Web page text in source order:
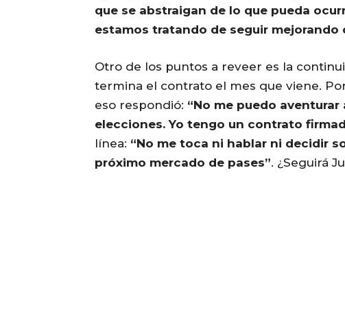
que se abstraigan de lo que pueda
estamos tratando de seguir mejorando
Otro de los puntos a reveer es la
termina el contrato el mes que viene.
eso respondió: “No me puedo
elecciones. Yo tengo un contrato
línea: “No me toca ni hablar ni decidir
próximo mercado de pases”. ¿Seguirá